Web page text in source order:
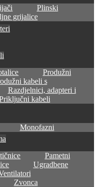
Plinski
grijalice
Produžni
kabeli s
Razdjelnici, adapteri i
kabeli
Monofazni
Pametni
Ugradbene
Zvonca